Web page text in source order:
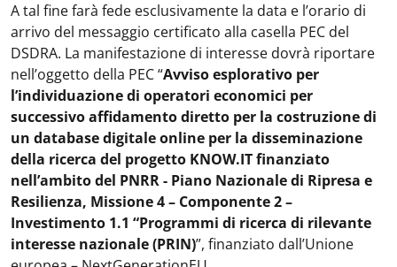
A tal fine farà fede esclusivamente la data e l’orario di
arrivo del messaggio certificato alla casella PEC del
DSDRA. La manifestazione di interesse dovrà riportare
nell’oggetto della PEC “Avviso esplorativo per
l’individuazione di operatori economici per
successivo affidamento diretto per la costruzione di
un database digitale online per la disseminazione
della ricerca del progetto KNOW.IT finanziato
nell’ambito del PNRR - Piano Nazionale di Ripresa e
Resilienza, Missione 4 – Componente 2 –
Investimento 1.1 “Programmi di ricerca di rilevante
interesse nazionale (PRIN)”, finanziato dall’Unione